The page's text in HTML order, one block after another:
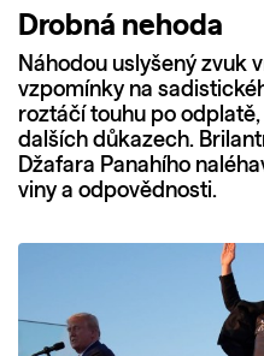
Drobná nehoda
Náhodou uslyšený zvuk
vzpomínky na
roztáčí touhu po
dalších důkazech.
Džafara Panahího
viny a odpovědnosti.